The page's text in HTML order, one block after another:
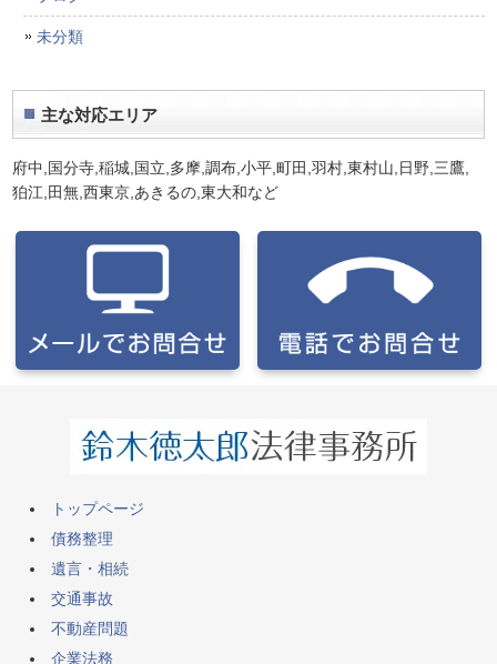
未分類
主な対応エリア
府中,国分寺,稲城,国立,多摩,調布,小平,町田,羽村,東村山,日野,三鷹,
狛江,田無,西東京,あきるの,東大和など
トップページ
債務整理
遺言・相続
交通事故
不動産問題
企業法務